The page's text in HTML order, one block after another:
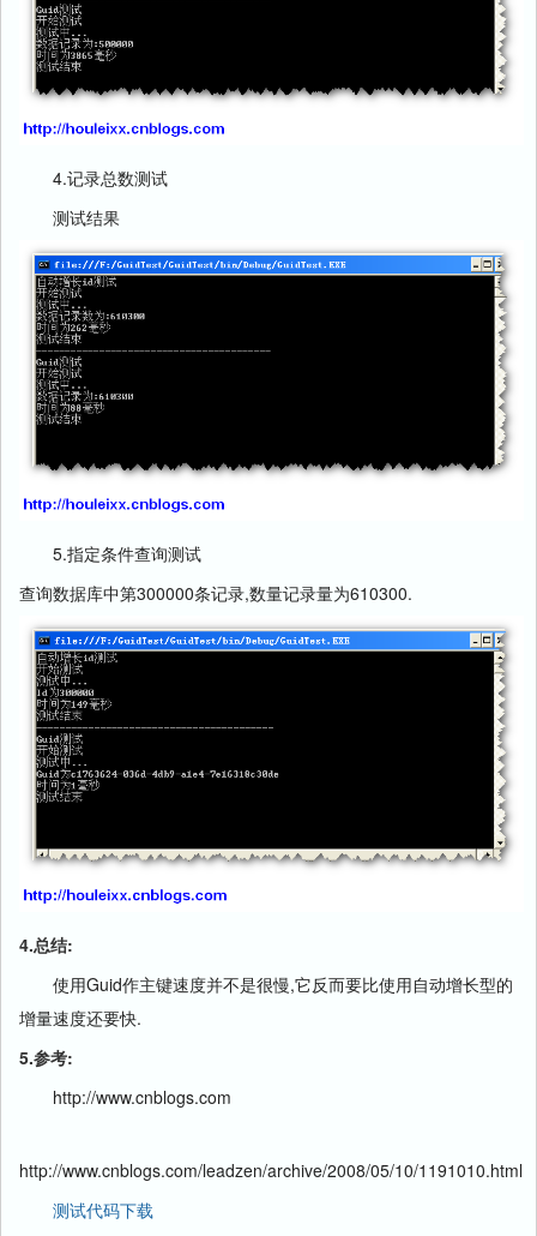
4.记录总数测试
测试结果
5.指定条件查询测试
查询数据库中第300000条记录,数量记录量为610300.
4.总结:
使用Guid作主键速度并不是很慢,它反而要比使用自动增长型的
增量速度还要快.
5.参考:
http://www.cnblogs.com
http://www.cnblogs.com/leadzen/archive/2008/05/10/1191010.html
测试代码下载